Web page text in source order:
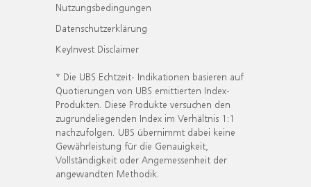
Nutzungsbedingungen
Datenschutzerklärung
KeyInvest Disclaimer
* Die UBS Echtzeit- Indikationen basieren auf
Quotierungen von UBS emittierten Index-
Produkten. Diese Produkte versuchen den
zugrundeliegenden Index im Verhältnis 1:1
nachzufolgen. UBS übernimmt dabei keine
Gewährleistung für die Genauigkeit,
Vollständigkeit oder Angemessenheit der
angewandten Methodik.